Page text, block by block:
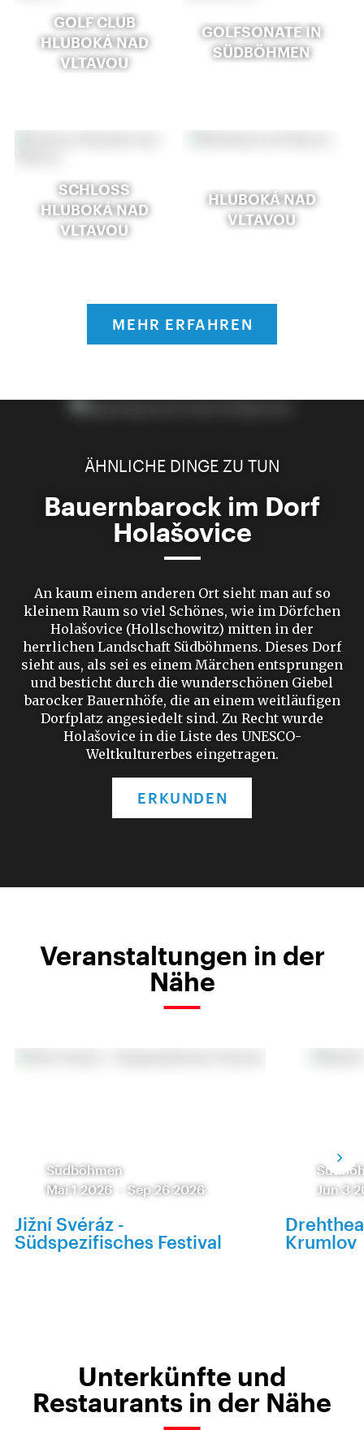
GOLF CLUB
HLUBOKÁ NAD
VLTAVOU
GOLFSONATE IN
SÜDBÖHMEN
SCHLOSS
HLUBOKÁ NAD
VLTAVOU
HLUBOKÁ NAD
VLTAVOU
MEHR ERFAHREN
ÄHNLICHE DINGE ZU TUN
Bauernbarock im Dorf
Holašovice
An kaum einem anderen Ort sieht man auf so
kleinem Raum so viel Schönes, wie im Dörfchen
Holašovice (Hollschowitz) mitten in der
herrlichen Landschaft Südböhmens. Dieses Dorf
sieht aus, als sei es einem Märchen entsprungen
und besticht durch die wunderschönen Giebel
barocker Bauernhöfe, die an einem weitläufigen
Dorfplatz angesiedelt sind. Zu Recht wurde
Holašovice in die Liste des UNESCO-
Weltkulturerbes eingetragen.
ERKUNDEN
Veranstaltungen in der
Nähe
Südböhmen
Mai 1 2026
Sep 26 2026
Jižní Svéráz -
Südspezifisches Festival
Jun 3
Krumlov
Unterkünfte und
Restaurants in der Nähe